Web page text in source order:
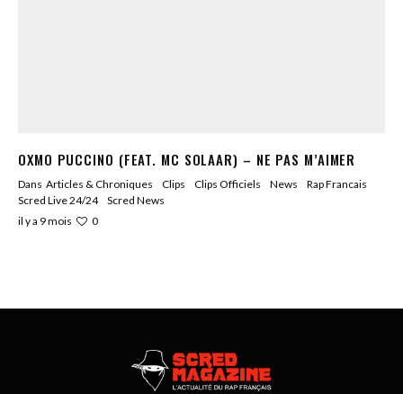
OXMO PUCCINO (FEAT. MC SOLAAR) – NE PAS M’AIMER
Dans Articles & Chroniques Clips Clips Officiels News
Rap Francais
Scred Live 24/24
Scred News
il y a 9 mois
0